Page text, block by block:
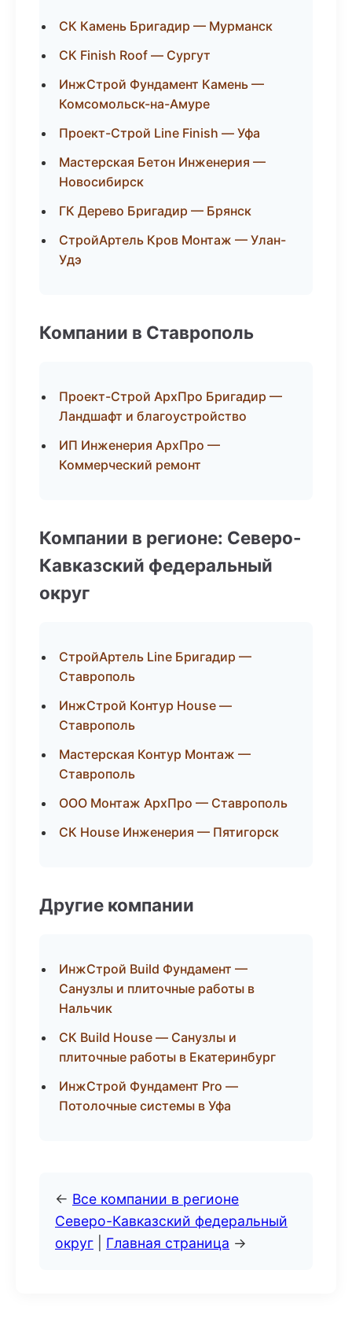
СК Камень Бригадир — Мурманск
СК Finish Roof — Сургут
ИнжСтрой Фундамент Камень —
Комсомольск-на-Амуре
Проект-Строй Line Finish — Уфа
Мастерская Бетон Инженерия —
Новосибирск
ГК Дерево Бригадир — Брянск
СтройАртель Кров Монтаж — Улан-
Удэ
Компании в Ставрополь
Проект-Строй АрхПро Бригадир —
Ландшафт и благоустройство
ИП Инженерия АрхПро —
Коммерческий ремонт
Компании в регионе: Северо-
Кавказский федеральный
округ
СтройАртель Line Бригадир —
Ставрополь
ИнжСтрой Контур House —
Ставрополь
Мастерская Контур Монтаж —
Ставрополь
ООО Монтаж АрхПро — Ставрополь
СК House Инженерия — Пятигорск
Другие компании
ИнжСтрой Build Фундамент —
Санузлы и плиточные работы в
Нальчик
СК Build House — Санузлы и
плиточные работы в Екатеринбург
ИнжСтрой Фундамент Pro —
Потолочные системы в Уфа
← Все компании в регионе
Северо-Кавказский федеральный
округ
Главная страница →